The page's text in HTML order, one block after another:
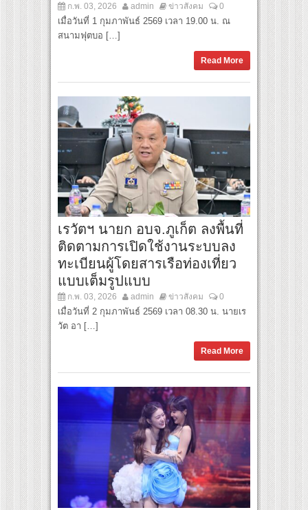
ก.พ. 03, 2026 admin ข่าวสังคม 0
เมื่อวันที่ 1 กุมภาพันธ์ 2569 เวลา 19.00 น. ณ
สนามฟุตบอ […]
Read More
เรวัตฯ นายก อบจ.ภูเก็ต ลงพื้นที่
ติดตามการเปิดใช้งานระบบลง
ทะเบียนผู้โดยสารเรือท่องเที่ยว
แบบเต็มรูปแบบ
ก.พ. 03, 2026 admin ข่าวสังคม 0
เมื่อวันที่ 2 กุมภาพันธ์ 2569 เวลา 08.30 น. นายเร
วัต อา […]
Read More